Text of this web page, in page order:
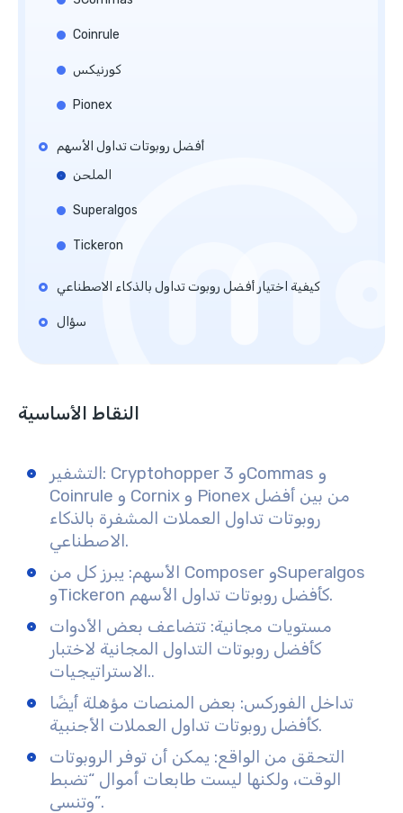
Coinrule
كورنيكس
Pionex
أفضل روبوتات تداول الأسهم
الملحن
Superalgos
Tickeron
كيفية اختيار أفضل روبوت تداول بالذكاء الاصطناعي
سؤال
النقاط الأساسية
التشفير: Cryptohopper و 3Commas و
Coinrule و Cornix و Pionex من بين أفضل
روبوتات تداول العملات المشفرة بالذكاء
الاصطناعي.
الأسهم: يبرز كل من Composer وSuperalgos
وTickeron كأفضل روبوتات تداول الأسهم.
مستويات مجانية: تتضاعف بعض الأدوات
كأفضل روبوتات التداول المجانية لاختبار
الاستراتيجيات..
تداخل الفوركس: بعض المنصات مؤهلة أيضًا
كأفضل روبوتات تداول العملات الأجنبية.
التحقق من الواقع: يمكن أن توفر الروبوتات
الوقت، ولكنها ليست طابعات أموال “تضبط
وتنسى”.